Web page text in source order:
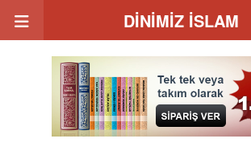
DİNİMİZ İSLAM